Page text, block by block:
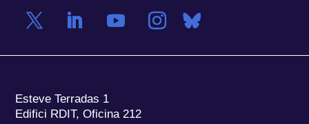
Esteve Terradas 1
Edifici RDIT, Oficina 212